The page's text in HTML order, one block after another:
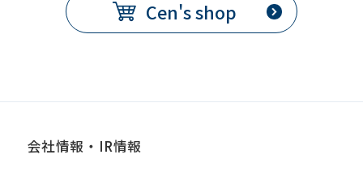
Cen's shop
会社情報・IR情報